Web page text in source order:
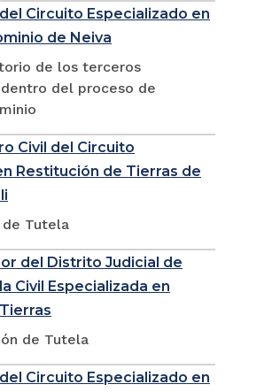
Circuito Especializado en
de Neiva
de los terceros
del proceso de
Civil del Circuito
Restitución de Tierras de
de Tutela
del Distrito Judicial de
Civil Especializada en
de Tutela
Circuito Especializado en